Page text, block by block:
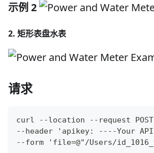
示例 2
2. 矩形表盘水表
请求
curl --location --request
--header 'apikey: ----Your
--form 'file=@"/Users/